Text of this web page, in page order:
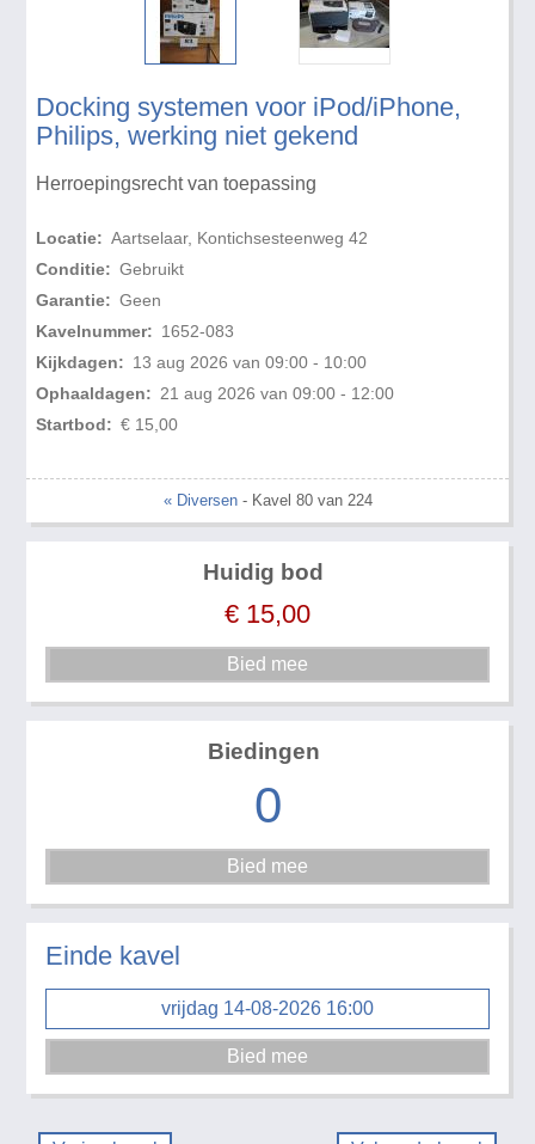
Docking systemen voor iPod/iPhone,
Philips, werking niet gekend
Herroepingsrecht van toepassing
Locatie: Aartselaar, Kontichsesteenweg 42
Conditie: Gebruikt
Garantie: Geen
Kavelnummer: 1652-083
Kijkdagen: 13 aug 2026 van 09:00 - 10:00
Ophaaldagen: 21 aug 2026 van 09:00 - 12:00
Startbod: € 15,00
« Diversen- Kavel 80 van 224
Huidig bod
€ 15,00
Biedingen
0
Einde kavel
vrijdag 14-08-2026 16:00